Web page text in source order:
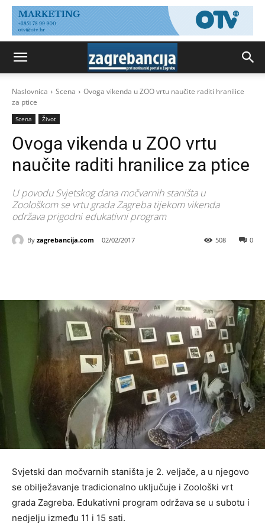
Naslovnica Scena
Ovoga vikenda u ZOO vrtu naučite raditi hranilice
za ptice
Scena Život
Ovoga vikenda u ZOO vrtu
naučite raditi hranilice za ptice
U povodu Svjetskog dana močvarnih staništa u
Zoološkom se vrtu grada Zagreba tijekom vikenda
održava prigodni edukativni program
By zagrebancija.com 02/02/2017 0
508
Svjetski dan močvarnih staništa je 2. veljače, a u njegovo
se obilježavanje tradicionalno uključuje i Zoološki vrt
grada Zagreba. Edukativni program održava se u subotu i
nedjelju između 11 i 15 sati.